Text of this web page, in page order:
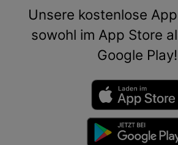
Unsere kostenlose
sowohl im App Store
Google Play!